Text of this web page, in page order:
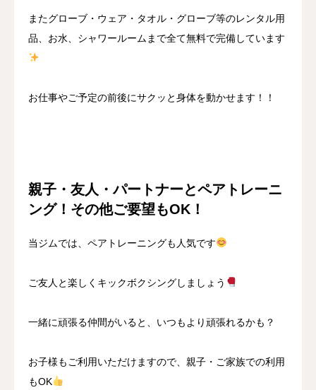
またグローブ・ウェア・タオル・グローブ等のレンタル用
品、お水、シャワールームまで全て無料で完備しています
お仕事やご予定の前後にサクッと身体を動かせます！！
親子・友人・パートナーとペアトレーニ
ング！その他ご要望もOK！
当ジムでは、ペアトレーニングも人気です
ご友人と楽しくキックボクシングしましょう
一緒に頑張る仲間がいると、いつもより頑張れるかも？
お子様もご利用いただけますので、親子・ご家族での利用
もOK